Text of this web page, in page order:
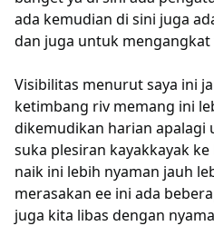
ada kemudian di sini juga
dan juga untuk
Visibilitas menurut saya ini
ketimbang riv memang ini
dikemudikan harian apalagi
suka plesiran kayakkayak
naik ini lebih nyaman jauh
merasakan ee ini ada
juga kita libas dengan